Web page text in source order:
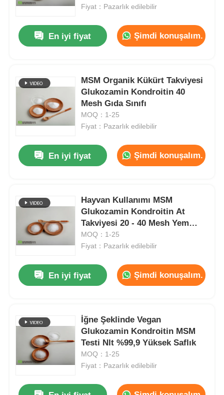
Ürün
Videolar
Fiyat：Pazarlık edilebilir
En iyi fiyat Şimdi konuşalım.
MSM Organik Kükürt Takviyesi
Glukozamin Kondroitin 40
Mesh Gıda Sınıfı
MOQ：1-25
Fiyat：Pazarlık edilebilir
En iyi fiyat Şimdi konuşalım.
Hayvan Kullanımı MSM
Glukozamin Kondroitin At
Takviyesi 20 - 40 Mesh Yem
Sınıfı
MOQ：1-25
Fiyat：Pazarlık edilebilir
En iyi fiyat Şimdi konuşalım.
İğne Şeklinde Vegan
Glukozamin Kondroitin MSM
Testi Nlt %99,9 Yüksek Saflık
MOQ：1-25
Fiyat：Pazarlık edilebilir